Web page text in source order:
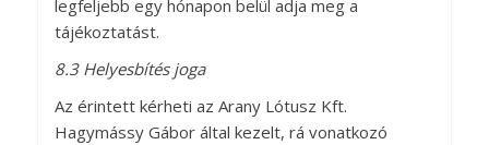
legfeljebb egy hónapon belül adja meg a
tájékoztatást.
8.3 Helyesbítés joga
Az érintett kérheti az Arany Lótusz Kft.
Hagymássy Gábor által kezelt, rá vonatkozó